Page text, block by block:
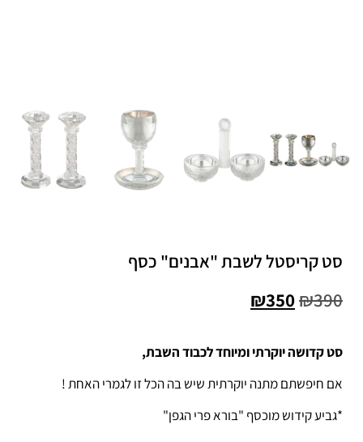
סט קריסטל לשבת "אבנים" כסף
₪390
₪350
סט קדושה יוקרתי ומיוחד לכבוד השבת,
אם חיפשתם מתנה יוקרתית שיש בה הכל זו לגמרי האחת !
*גביע קידוש מוכסף "בורא פרי הגפן"